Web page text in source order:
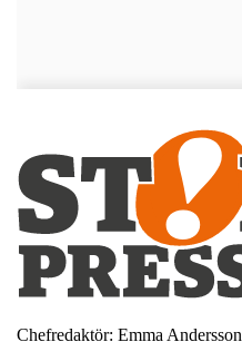
Chefredaktör: Emma Andersson